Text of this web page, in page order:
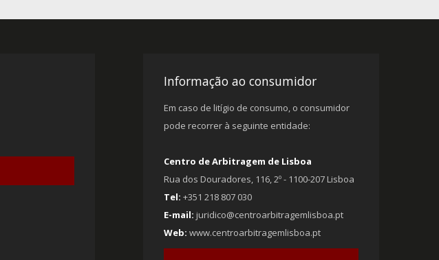
Informação ao consumidor
Em caso de litígio de consumo, o consumidor
pode recorrer à seguinte entidade:
Centro de Arbitragem de Lisboa
Rua dos Douradores, 116, 2º - 1100-207 Lisboa
Tel: +351 218 807 030
E-mail: juridico@centroarbitragemlisboa.pt
Web: www.centroarbitragemlisboa.pt